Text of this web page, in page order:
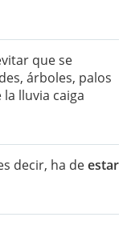
que se
árboles, palos
lluvia caiga
decir, ha deestar